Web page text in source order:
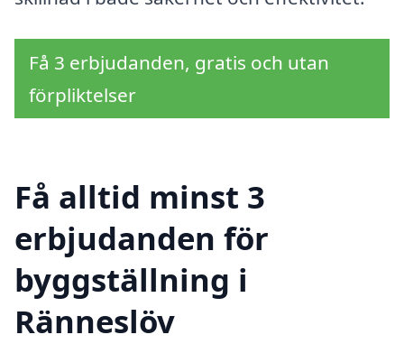
Få 3 erbjudanden, gratis och utan
förpliktelser
Få alltid minst 3
erbjudanden för
byggställning i
Ränneslöv